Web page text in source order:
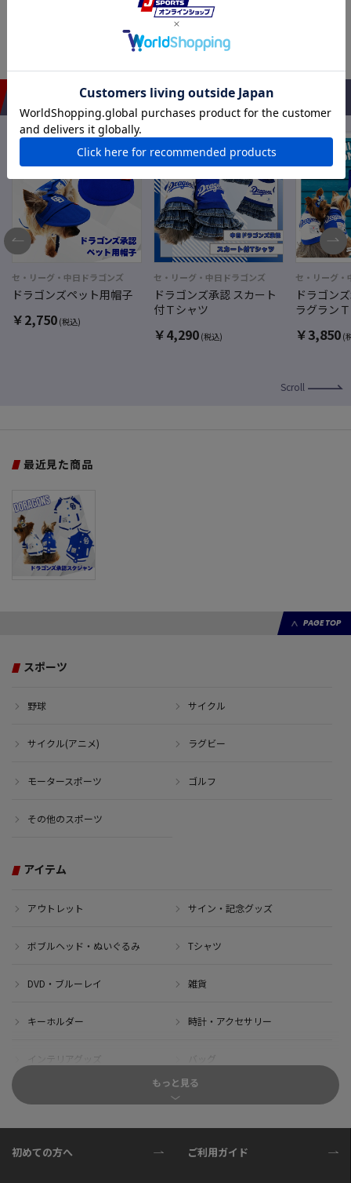
らかな不良品で無い限り原則として返品・交換
できませんので予めご了承下さい。
おすすめアイテム
セ・リーグ・中日ドラゴンズ
ドラゴンズペット用帽子
￥2,750 (税込)
セ・リーグ・中日ドラゴンズ
ドラゴンズ承認 スカート
付Ｔシャツ
￥4,290 (税込)
セ・リーグ・
ドラゴン
ラグラン
￥3,850 (
Scroll
最近見た商品
PAGE TOP
スポーツ
野球 サイクル
サイクル(アニメ) ラグビー
モータースポーツ ゴルフ
その他のスポーツ
アイテム
アウトレット サイン・記念グッズ
ボブルヘッド・ぬいぐるみ Tシャツ
DVD・ブルーレイ 雑貨
キーホルダー 時計・アクセサリー
インテリアグッズ
もっと見る
初めての方へ ご利用ガイド